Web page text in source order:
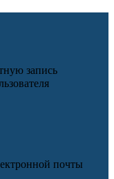
запись
почты